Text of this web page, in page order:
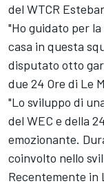
del WTCR
"Ho guidato per
casa in questa
disputato otto
due 24 Ore di Le
"Lo sviluppo di
del WEC e della
emozionante.
coinvolto nello
Recentemente in